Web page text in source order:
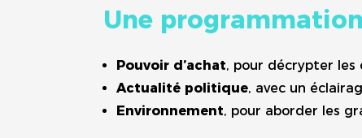
Une
Pouvoir d’achat, pour décrypter les
Actualité politique, avec un
Environnement, pour aborder les